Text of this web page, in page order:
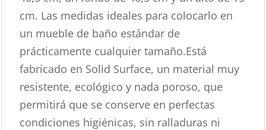
cm. Las medidas ideales para colocarlo en
un mueble de baño estándar de
prácticamente cualquier tamaño.Está
fabricado en Solid Surface, un material muy
resistente, ecológico y nada poroso, que
permitirá que se conserve en perfectas
condiciones higiénicas, sin ralladuras ni